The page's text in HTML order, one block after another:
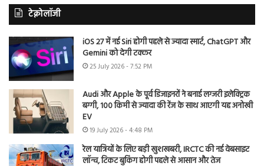
टेक्नोलॉजी
iOS 27 में नई Siri होगी पहले से ज्यादा स्मार्ट, ChatGPT और
Gemini को देगी टक्कर
25 July 2026 - 7:52 PM
Audi और Apple के पूर्व डिजाइनरों ने बनाई लग्जरी इलेक्ट्रिक
बग्गी, 100 किमी से ज्यादा की रेंज के साथ आएगी यह अनोखी
EV
19 July 2026 - 4:48 PM
रेल यात्रियों के लिए बड़ी खुशखबरी, IRCTC की नई वेबसाइट
लॉन्च, टिकट बुकिंग होगी पहले से आसान और तेज